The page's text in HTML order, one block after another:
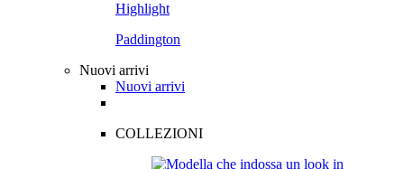
Highlight
Paddington
Nuovi arrivi
Nuovi arrivi
COLLEZIONI